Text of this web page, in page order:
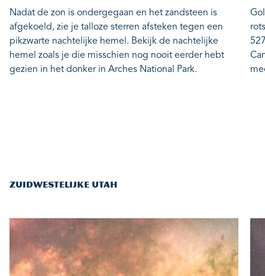
Nadat de zon is ondergegaan en het zandsteen is
afgekoeld, zie je talloze sterren afsteken tegen een
pikzwarte nachtelijke hemel. Bekijk de nachtelijke
hemel zoals je die misschien nog nooit eerder hebt
gezien in het donker in Arches National Park.
ZUIDWESTELIJKE UTAH